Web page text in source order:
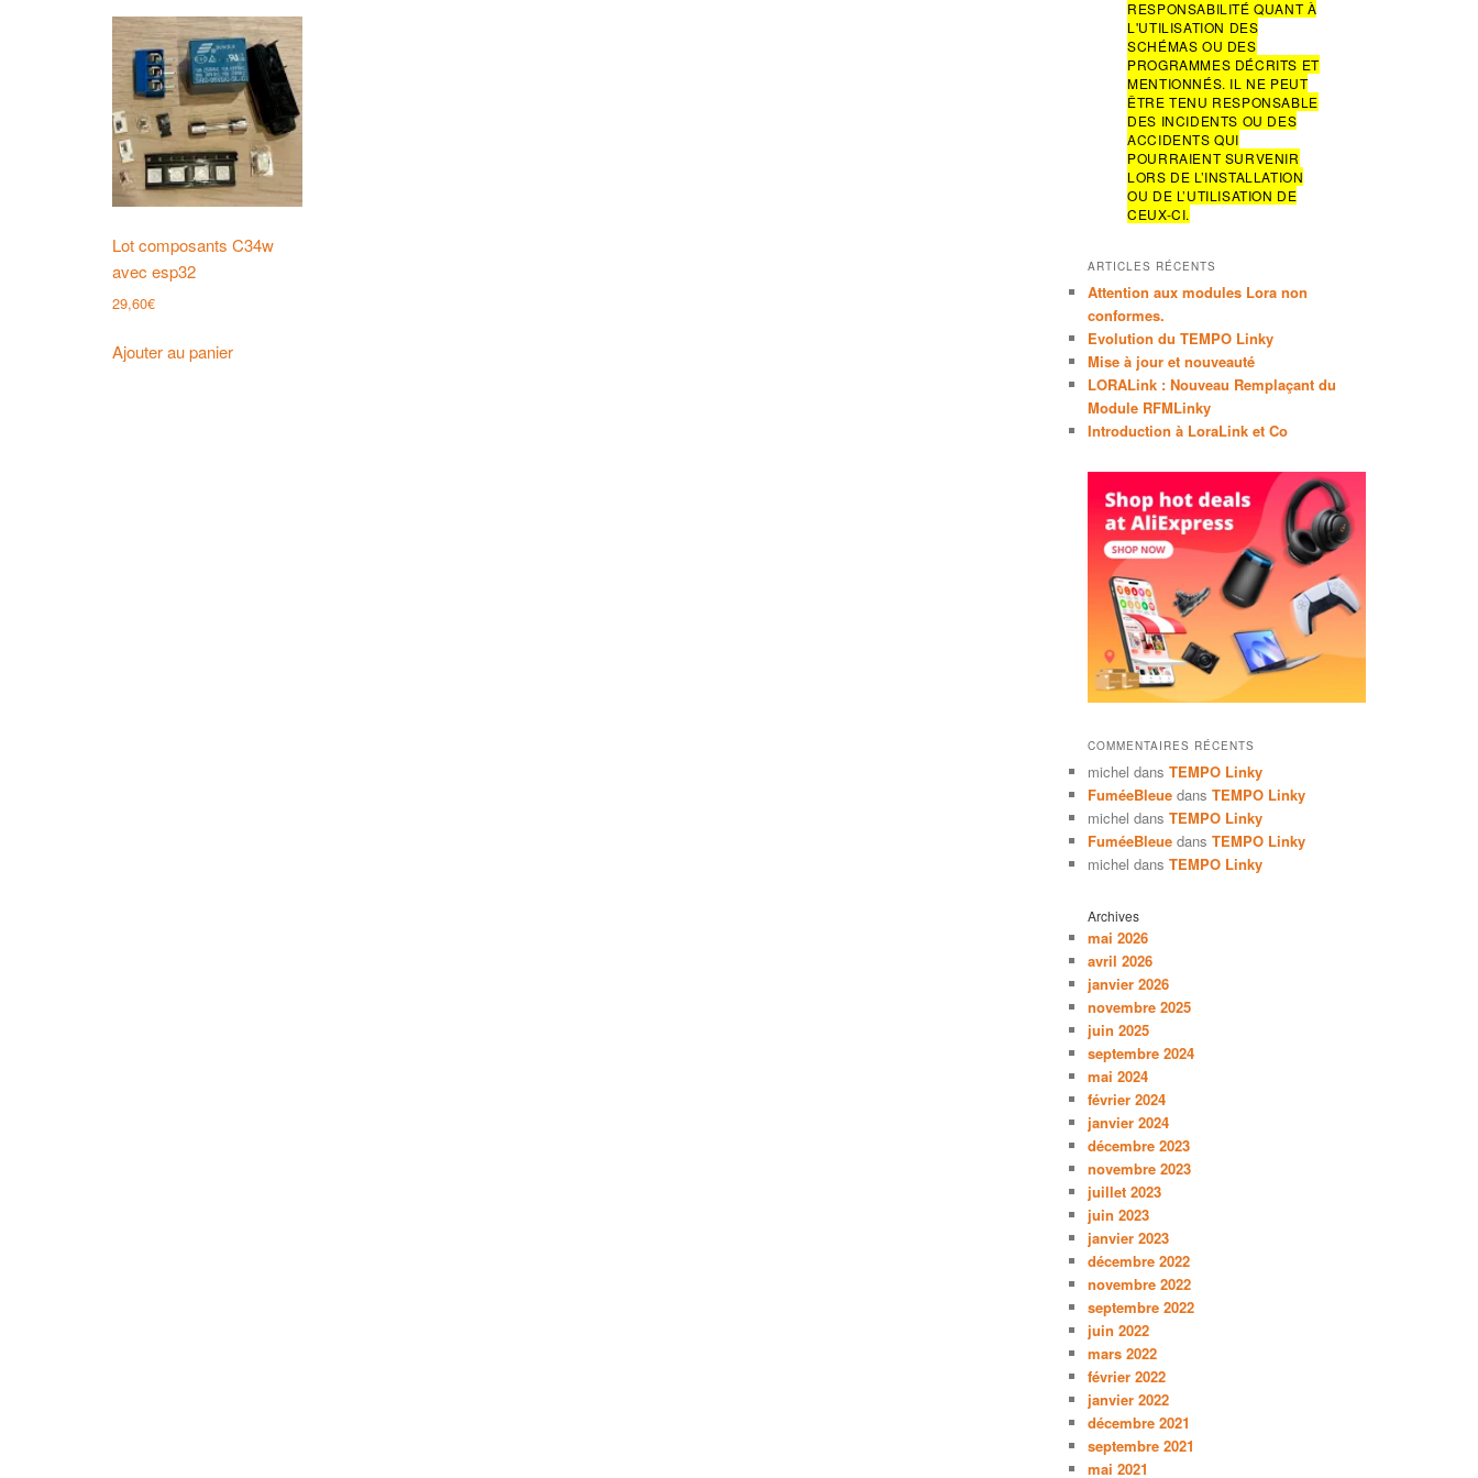
Lot composants C34w
avec esp32
29,60€
Ajouter au panier
RESPONSABILITÉ QUANT À
L'UTILISATION DES
SCHÉMAS OU DES
PROGRAMMES DÉCRITS ET
MENTIONNÉS. IL NE PEUT
ÊTRE TENU RESPONSABLE
DES INCIDENTS OU DES
ACCIDENTS QUI
POURRAIENT SURVENIR
LORS DE L’INSTALLATION
OU DE L’UTILISATION DE
CEUX-CI.
ARTICLES RÉCENTS
Attention aux modules Lora non
conformes.
Evolution du TEMPO Linky
Mise à jour et nouveauté
LORALink : Nouveau Remplaçant du
Module RFMLinky
Introduction à LoraLink et Co
COMMENTAIRES RÉCENTS
michel dansTEMPO Linky
FuméeBleue dansTEMPO Linky
michel dansTEMPO Linky
FuméeBleue dansTEMPO Linky
michel dansTEMPO Linky
Archives
mai 2026
avril 2026
janvier 2026
novembre 2025
juin 2025
septembre 2024
mai 2024
février 2024
janvier 2024
décembre 2023
novembre 2023
juillet 2023
juin 2023
janvier 2023
décembre 2022
novembre 2022
septembre 2022
juin 2022
mars 2022
février 2022
janvier 2022
décembre 2021
septembre 2021
mai 2021